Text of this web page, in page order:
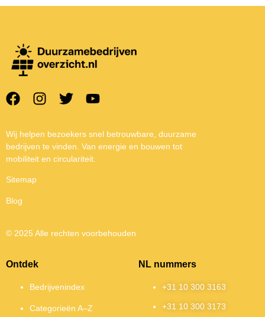
Wij helpen bezoekers snel betrouwbare, duurzame
bedrijven te vinden. Van energie en bouwen tot
mobiliteit en circulariteit.
Sitemap
Blog
© 2025 Alle rechten voorbehouden
Ontdek
Bedrijvenindex
Categorieën A–Z
NL nummers
+31 10 300 3163
+31 10 300 3173